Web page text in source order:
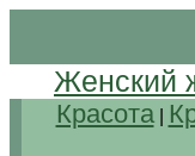
Женский
Красота|